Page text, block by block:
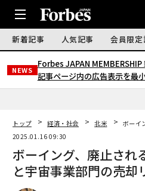
新着記事 人気記事 会員限定
NEWS
Forbes JAPAN MEMBERSHIP
記事ページ内の広告表示を最
トップ 経済・社会 北米
ボーイ
2025.01.16 09:30
ボーイング、廃止され
と宇宙事業部門の売却